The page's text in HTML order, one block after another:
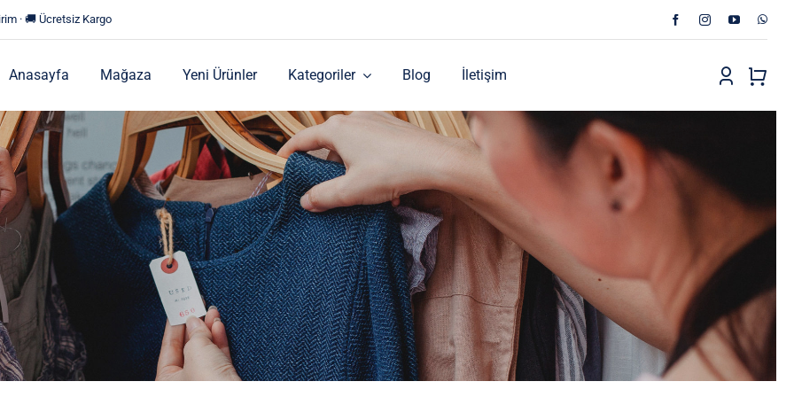
· 🚚 Ücretsiz Kargo
Anasayfa Mağaza Yeni Ürünler Kategoriler Blog İletişim